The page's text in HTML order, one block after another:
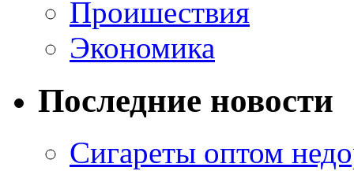
Проишествия
Экономика
Последние новости
Сигареты оптом